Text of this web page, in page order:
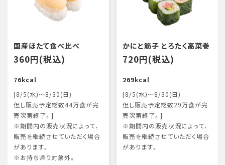
国産ほたて食べ比べ
360円(税込)
76kcal
[8/5(水)～8/30(日)
但し販売予定総数44万食が完
売次第終了。]
※期間内の販売状況によって、
販売を継続させていただく場合
があります。
※お持ち帰り対象外。
かにと筋子 とろたく高菜巻
720円(税込)
269kcal
[8/5(水)～8/30(日)
但し販売予定総数29万食が完
売次第終了。]
※期間内の販売状況によって、
販売を継続させていただく場合
があります。